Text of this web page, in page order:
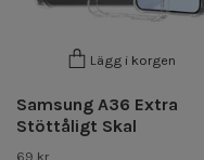
Lägg i korgen
Samsung A36 Extra
Stöttåligt Skal
69 kr